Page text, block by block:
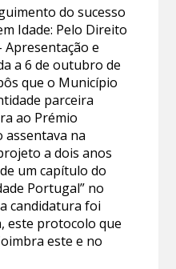
do sucesso
Idade: Pelo Direito
Apresentação e
a 6 de outubro de
que o Município
parceira
ao Prémio
assentava na
a dois anos
um capítulo do
Portugal” no
candidatura foi
este protocolo que
este e no